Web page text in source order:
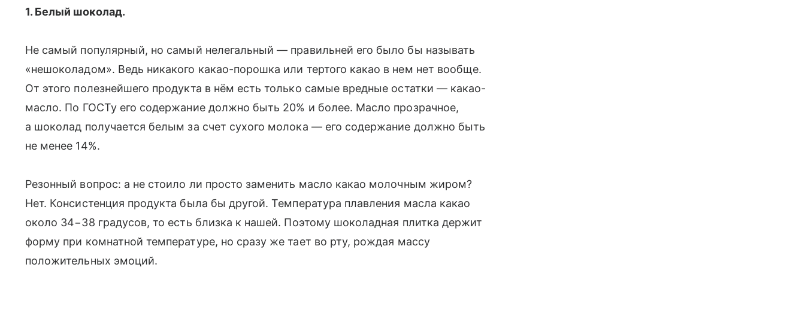
1. Белый шоколад.
Не самый популярный, но самый нелегальный — правильней его было бы называть
«нешоколадом». Ведь никакого какао-порошка или тертого какао в нем нет вообще.
От этого полезнейшего продукта в нём есть только самые вредные остатки — какао-
масло. По ГОСТу его содержание должно быть 20% и более. Масло прозрачное,
а шоколад получается белым за счет сухого молока — его содержание должно быть
не менее 14%.
Резонный вопрос: а не стоило ли просто заменить масло какао молочным жиром?
Нет. Консистенция продукта была бы другой. Температура плавления масла какао
около 34−38 градусов, то есть близка к нашей. Поэтому шоколадная плитка держит
форму при комнатной температуре, но сразу же тает во рту, рождая массу
положительных эмоций.